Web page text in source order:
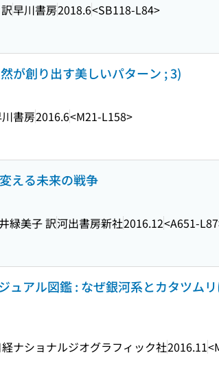
早川書房2018.6<SB118-L84>
が創り出す美しいパターン ; 3)
書房2016.6<M21-L158>
える未来の戦争
緑美子 訳河出書房新社2016.12<A651-
ュアル図鑑 : なぜ銀河系とカタツム
経ナショナルジオグラフィック社2016.11